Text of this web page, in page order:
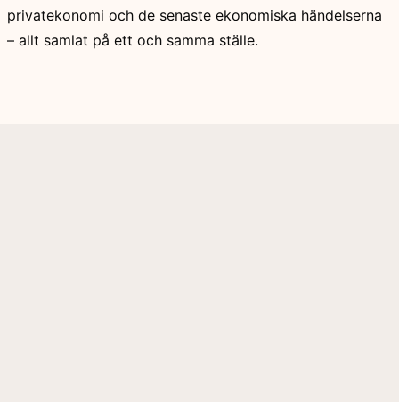
privatekonomi och de senaste ekonomiska händelserna
– allt samlat på ett och samma ställe.